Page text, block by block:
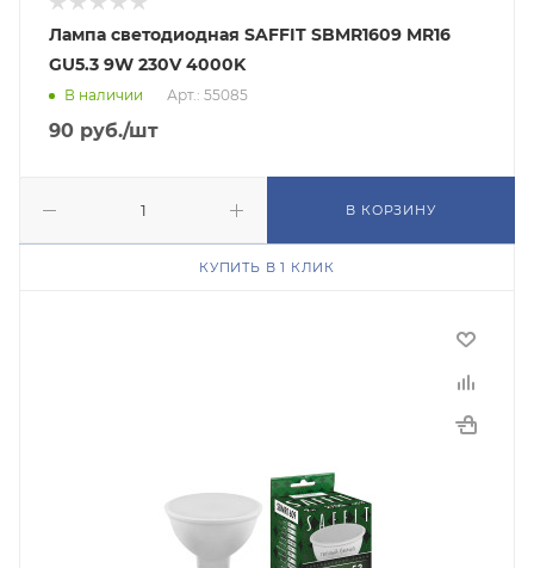
Лампа светодиодная SAFFIT SBMR1609 MR16
GU5.3 9W 230V 4000K
В наличии Арт.: 55085
90 руб./шт
В КОРЗИНУ
КУПИТЬ В 1 КЛИК